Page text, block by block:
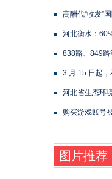
高酬代“收发”
河北衡水：
838路、849路
3 月 15 日起
河北省生态环
购买游戏账号
图片推荐